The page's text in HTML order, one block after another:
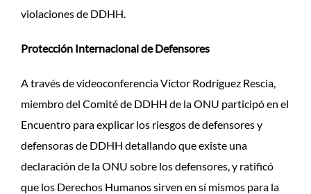
violaciones de DDHH.
Protección Internacional de Defensores
A través de videoconferencia Víctor Rodríguez Rescia,
miembro del Comité de DDHH de la ONU participó en el
Encuentro para explicar los riesgos de defensores y
defensoras de DDHH detallando que existe una
declaración de la ONU sobre los defensores, y ratificó
que los Derechos Humanos sirven en sí mismos para la